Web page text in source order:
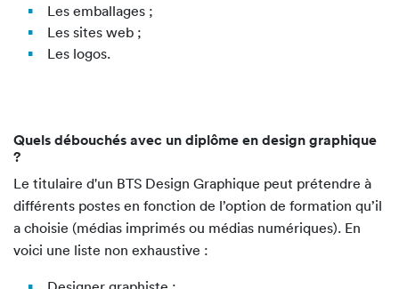
Les emballages ;
Les sites web ;
Les logos.
Quels débouchés avec un diplôme en design graphique
?
Le titulaire d'un BTS Design Graphique peut prétendre à
différents postes en fonction de l’option de formation qu’il
a choisie (médias imprimés ou médias numériques). En
voici une liste non exhaustive :